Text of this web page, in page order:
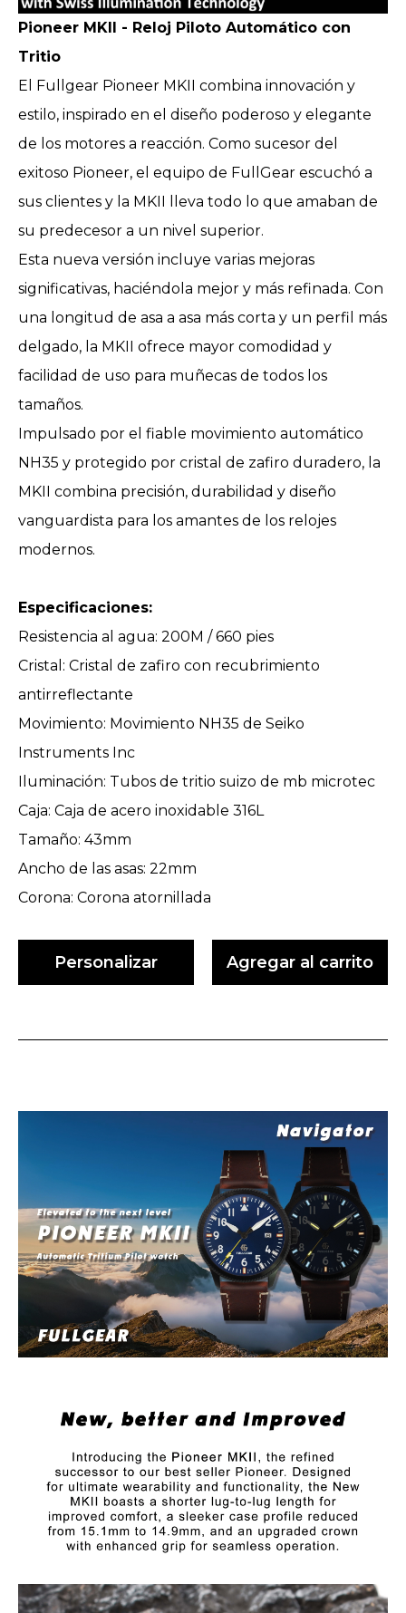
Pioneer MKII - Reloj Piloto Automático con
Tritio
El Fullgear Pioneer MKII combina innovación y
estilo, inspirado en el diseño poderoso y elegante
de los motores a reacción. Como sucesor del
exitoso Pioneer, el equipo de FullGear escuchó a
sus clientes y la MKII lleva todo lo que amaban de
su predecesor a un nivel superior.
Esta nueva versión incluye varias mejoras
significativas, haciéndola mejor y más refinada. Con
una longitud de asa a asa más corta y un perfil más
delgado, la MKII ofrece mayor comodidad y
facilidad de uso para muñecas de todos los
tamaños.
Impulsado por el fiable movimiento automático
NH35 y protegido por cristal de zafiro duradero, la
MKII combina precisión, durabilidad y diseño
vanguardista para los amantes de los relojes
modernos.
Especificaciones:
Resistencia al agua: 200M / 660 pies
Cristal: Cristal de zafiro con recubrimiento
antirreflectante
Movimiento: Movimiento NH35 de Seiko
Instruments Inc
Iluminación: Tubos de tritio suizo de mb microtec
Caja: Caja de acero inoxidable 316L
Tamaño: 43mm
Ancho de las asas: 22mm
Corona: Corona atornillada
Personalizar Agregar al carrito